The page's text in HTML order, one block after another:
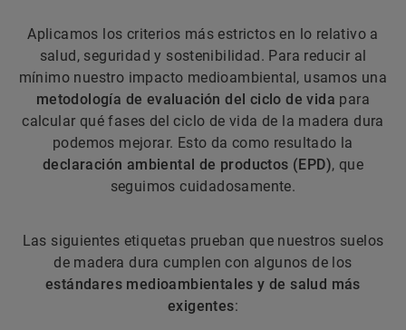
Aplicamos los criterios más estrictos en lo relativo a
salud, seguridad y sostenibilidad. Para reducir al
mínimo nuestro impacto medioambiental, usamos una
metodología de evaluación del ciclo de vida para
calcular qué fases del ciclo de vida de la madera dura
podemos mejorar. Esto da como resultado la
declaración ambiental de productos (EPD), que
seguimos cuidadosamente.
Las siguientes etiquetas prueban que nuestros suelos
de madera dura cumplen con algunos de los
estándares medioambientales y de salud más
exigentes: